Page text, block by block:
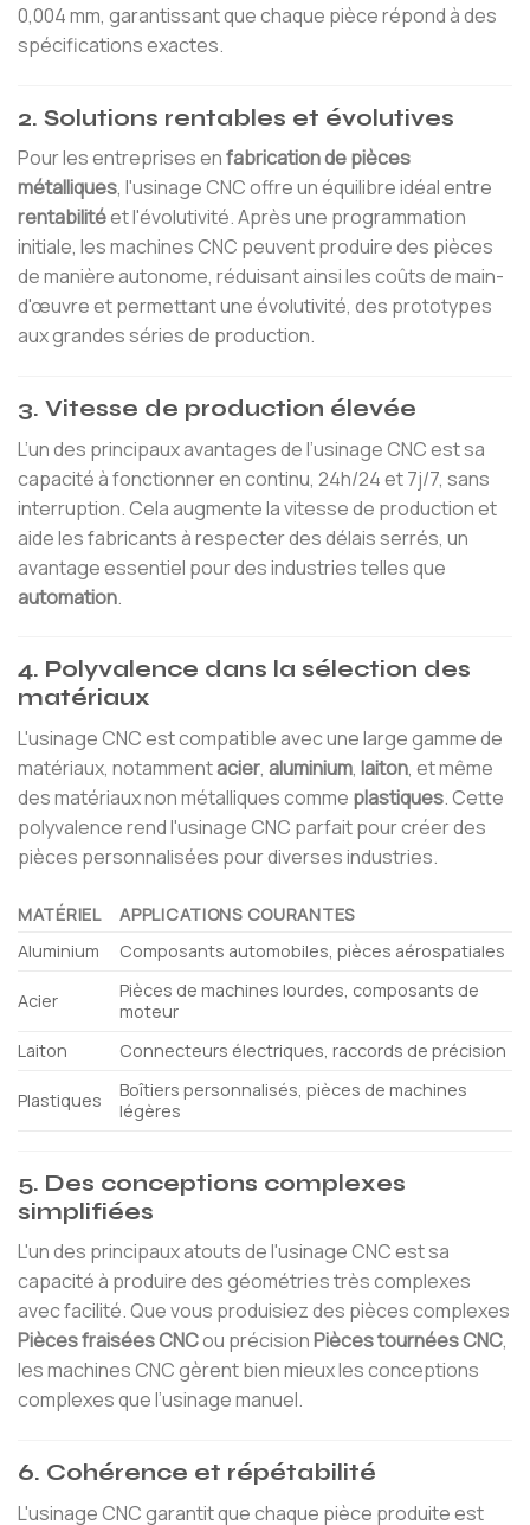
0,004 mm, garantissant que chaque pièce répond à des
spécifications exactes.
2. Solutions rentables et évolutives
Pour les entreprises enfabrication de pièces
métalliques, l'usinage CNC offre un équilibre idéal entre
rentabilitéet l'évolutivité. Après une programmation
initiale, les machines CNC peuvent produire des pièces
de manière autonome, réduisant ainsi les coûts de main-
d'œuvre et permettant une évolutivité, des prototypes
aux grandes séries de production.
3. Vitesse de production élevée
L’un des principaux avantages de l’usinage CNC est sa
capacité à fonctionner en continu, 24h/24 et 7j/7, sans
interruption. Cela augmente la vitesse de production et
aide les fabricants à respecter des délais serrés, un
avantage essentiel pour des industries telles que
automation.
4. Polyvalence dans la sélection des
matériaux
L'usinage CNC est compatible avec une large gamme de
matériaux, notammentacier, aluminium, laiton, et même
des matériaux non métalliques comme plastiques. Cette
polyvalence rend l'usinage CNC parfait pour créer des
pièces personnalisées pour diverses industries.
MATÉRIEL
APPLICATIONS COURANTES
Aluminium
Composants automobiles, pièces aérospatiales
Acier
Pièces de machines lourdes, composants de
moteur
Laiton
Connecteurs électriques, raccords de précision
Plastiques
Boîtiers personnalisés, pièces de machines
légères
5. Des conceptions complexes
simplifiées
L'un des principaux atouts de l'usinage CNC est sa
capacité à produire des géométries très complexes
avec facilité. Que vous produisiez des pièces complexes
Pièces fraisées CNCou précisionPièces tournées CNC,
les machines CNC gèrent bien mieux les conceptions
complexes que l’usinage manuel.
6. Cohérence et répétabilité
L'usinage CNC garantit que chaque pièce produite est